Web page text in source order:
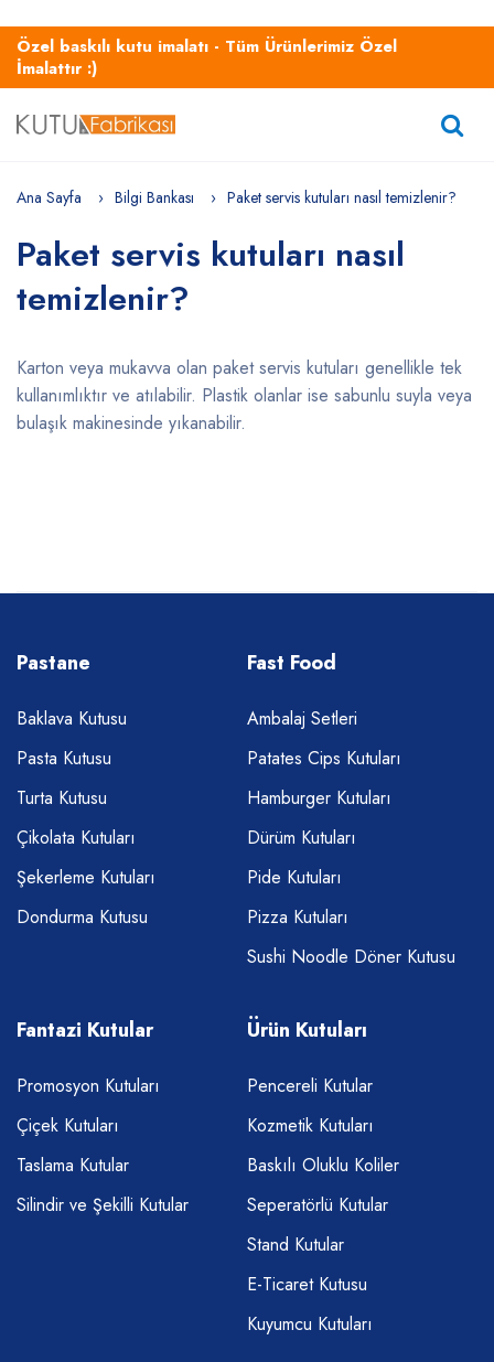
Özel baskılı kutu imalatı - Tüm Ürünlerimiz Özel
İmalattır :)
Ana Sayfa Bilgi Bankası Paket servis kutuları nasıl temizlenir?
Paket servis kutuları nasıl
temizlenir?
Karton veya mukavva olan paket servis kutuları genellikle tek
kullanımlıktır ve atılabilir. Plastik olanlar ise sabunlu suyla veya
bulaşık makinesinde yıkanabilir.
Pastane
Baklava Kutusu
Pasta Kutusu
Turta Kutusu
Çikolata Kutuları
Şekerleme Kutuları
Dondurma Kutusu
Fast Food
Ambalaj Setleri
Patates Cips Kutuları
Hamburger Kutuları
Dürüm Kutuları
Pide Kutuları
Pizza Kutuları
Sushi Noodle Döner Kutusu
Fantazi Kutular
Promosyon Kutuları
Çiçek Kutuları
Taslama Kutular
Silindir ve Şekilli Kutular
Ürün Kutuları
Pencereli Kutular
Kozmetik Kutuları
Baskılı Oluklu Koliler
Seperatörlü Kutular
Stand Kutular
E-Ticaret Kutusu
Kuyumcu Kutuları